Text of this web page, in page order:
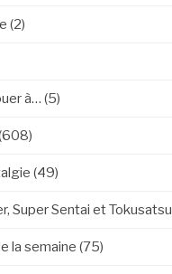
(2)
à… (5)
(49)
Super Sentai et Tokusatsu
la semaine (75)